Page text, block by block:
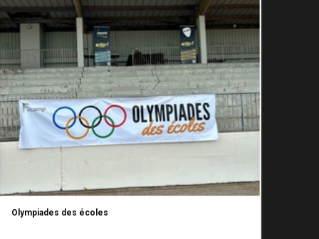
Olympiades des écoles